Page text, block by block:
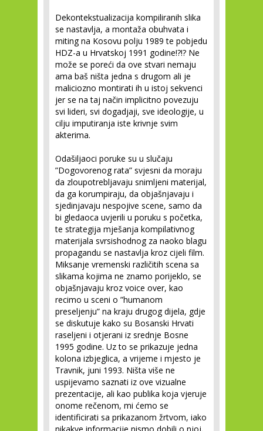
Dekontekstualizacija kompiliranih slika
se nastavlja, a montaža obuhvata i
miting na Kosovu polju 1989 te pobjedu
HDZ-a u Hrvatskoj 1991 godine!?!? Ne
može se poreći da ove stvari nemaju
ama baš ništa jedna s drugom ali je
maliciozno montirati ih u istoj sekvenci
jer se na taj način implicitno povezuju
svi lideri, svi dogadjaji, sve ideologije, u
cilju imputiranja iste krivnje svim
akterima.
Odašiljaoci poruke su u slučaju
”Dogovorenog rata” svjesni da moraju
da zloupotrebljavaju snimljeni materijal,
da ga korumpiraju, da objašnjavaju i
sjedinjavaju nespojive scene, samo da
bi gledaoca uvjerili u poruku s početka,
te strategija mješanja kompilativnog
materijala svrsishodnog za naoko blagu
propagandu se nastavlja kroz cijeli film.
Miksanje vremenski različitih scena sa
slikama kojima ne znamo porijeklo, se
objašnjavaju kroz voice over, kao
recimo u sceni o ”humanom
preseljenju” na kraju drugog dijela, gdje
se diskutuje kako su Bosanski Hrvati
raseljeni i otjerani iz srednje Bosne
1995 godine. Uz to se prikazuje jedna
kolona izbjeglica, a vrijeme i mjesto je
Travnik, juni 1993. Ništa više ne
uspijevamo saznati iz ove vizualne
prezentacije, ali kao publika koja vjeruje
onome rečenom, mi ćemo se
identificirati sa prikazanom žrtvom, iako